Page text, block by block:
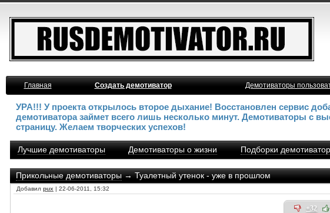
Главная
Создать демотиватор Демотиваторы
УРА!!! У проекта открылось второе дыхание! Восстановлен сервис
демотиватора займет всего лишь несколько минут. Демотиваторы с
страницу. Желаем творческих успехов!
Лучшие демотиваторы Демотиваторы о жизни Подборки
Прикольные демотиваторы→ Туалетный утенок - уже в прошлом
Добавил pux | 22-06-2011, 15:32
+32